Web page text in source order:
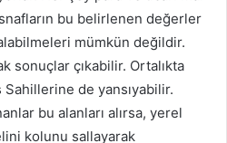
bu belirlenen değerler
mümkün değildir.
sonuçlar çıkabilir. Ortalıkta
de yansıyabilir.
bu alanları alırsa, yerel
kolunu sallayarak